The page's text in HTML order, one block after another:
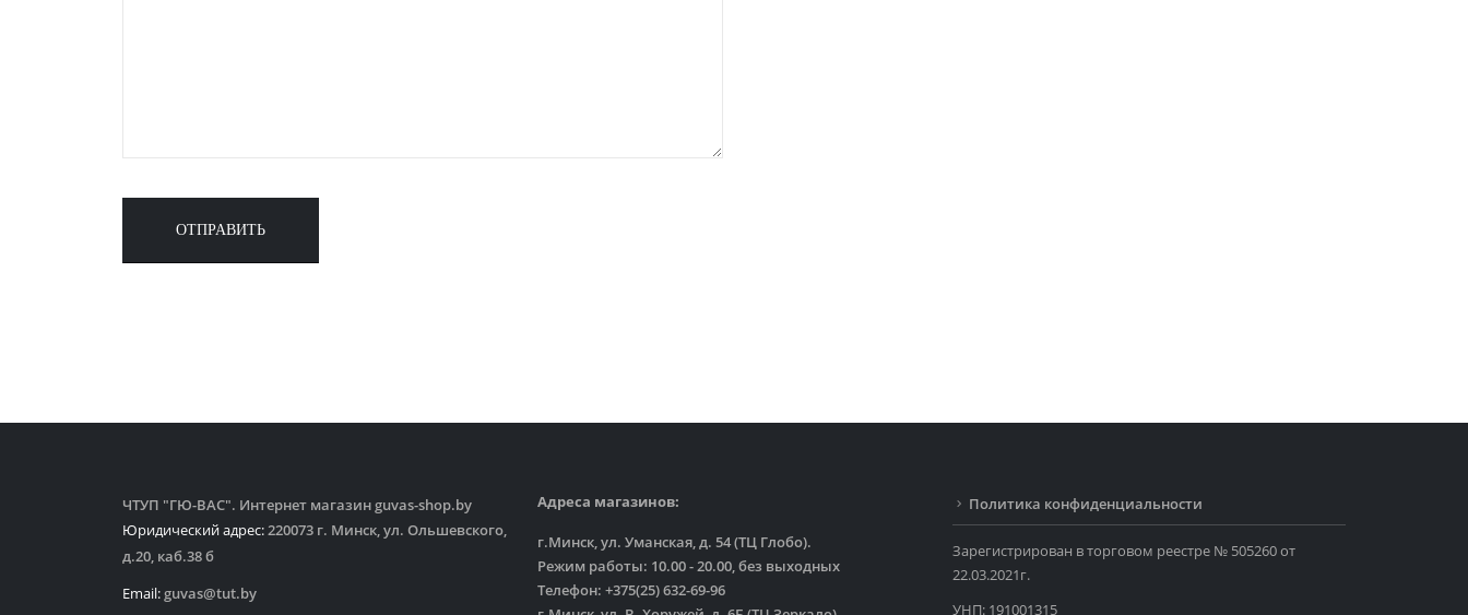
ЧТУП "ГЮ-ВАС". Интернет магазин guvas-shop.by
Юридический адрес:220073 г. Минск, ул. Ольшевского,
д.20, каб.38 б
Email:guvas@tut.by
Адреса магазинов:
г.Минск, ул. Уманская, д. 54 (ТЦ Глобо).
Режим работы: 10.00 - 20.00, без выходных
Телефон: +375(25) 632-69-96
Политика конфиденциальности
Зарегистрирован в торговом реестре № 505260 от
22.03.2021г.
УНП: 191001315